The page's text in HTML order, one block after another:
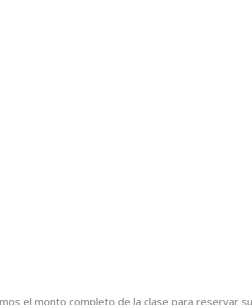
el monto completo de la clase para reservar su